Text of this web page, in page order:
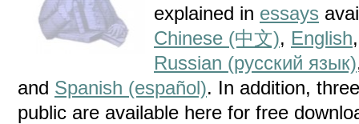
explained in essays
Chinese (中文), English
Russian (русский язык)
and Spanish (español). In addition,
public are available here for free